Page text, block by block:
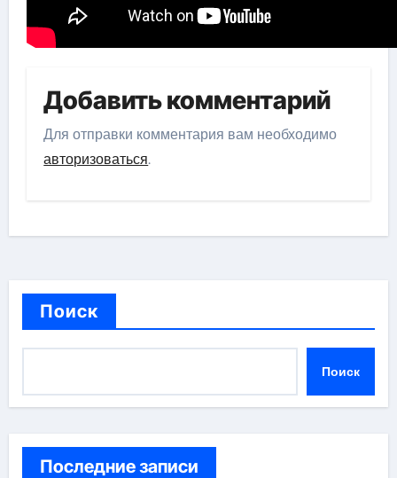
Добавить комментарий
Для отправки комментария вам необходимо
авторизоваться.
Поиск
Поиск
Последние записи